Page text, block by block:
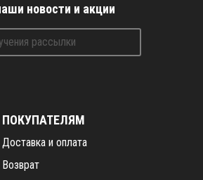
новости и акции
ПОКУПАТЕЛЯМ
Доставка и оплата
Возврат